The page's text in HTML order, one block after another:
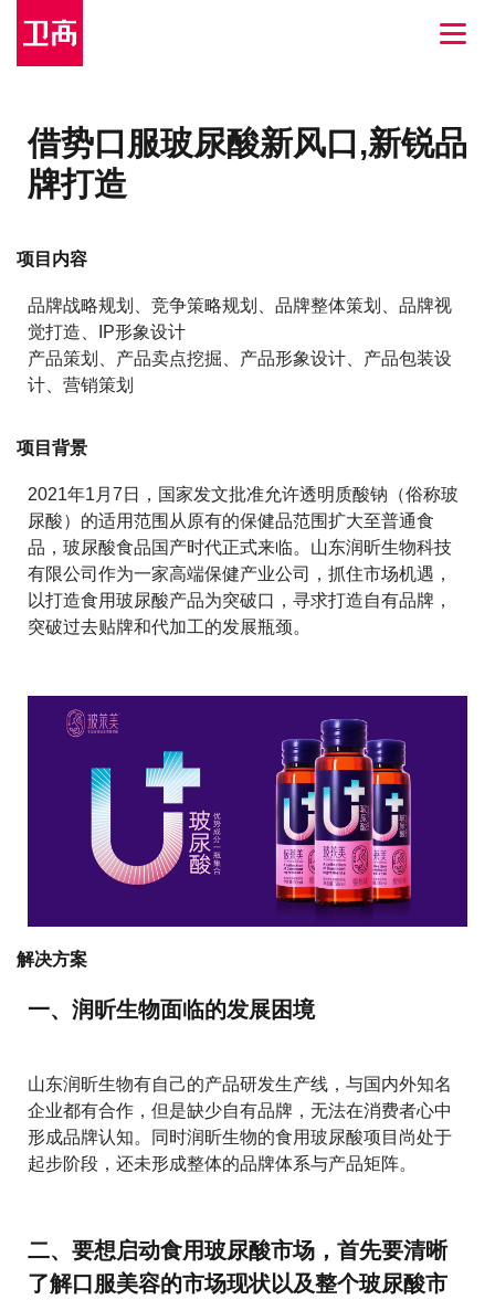
借势口服玻尿酸新风口,新锐品
牌打造
项目内容
品牌战略规划、竞争策略规划、品牌整体策划、品牌视
觉打造、IP形象设计
产品策划、产品卖点挖掘、产品形象设计、产品包装设
计、营销策划
项目背景
2021年1月7日，国家发文批准允许透明质酸钠（俗称玻
尿酸）的适用范围从原有的保健品范围扩大至普通食
品，玻尿酸食品国产时代正式来临。山东润昕生物科技
有限公司作为一家高端保健产业公司，抓住市场机遇，
以打造食用玻尿酸产品为突破口，寻求打造自有品牌，
突破过去贴牌和代加工的发展瓶颈。
解决方案
一、润昕生物面临的发展困境
山东润昕生物有自己的产品研发生产线，与国内外知名
企业都有合作，但是缺少自有品牌，无法在消费者心中
形成品牌认知。同时润昕生物的食用玻尿酸项目尚处于
起步阶段，还未形成整体的品牌体系与产品矩阵。
二、要想启动食用玻尿酸市场，首先要清晰
了解口服美容的市场现状以及整个玻尿酸市